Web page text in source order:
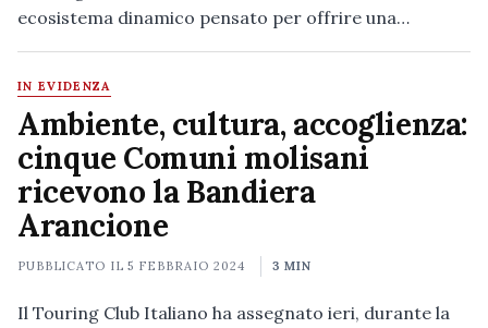
ecosistema dinamico pensato per offrire una…
IN EVIDENZA
Ambiente, cultura, accoglienza:
cinque Comuni molisani
ricevono la Bandiera
Arancione
PUBBLICATO IL5 FEBBRAIO 2024 3 MIN
Il Touring Club Italiano ha assegnato ieri, durante la